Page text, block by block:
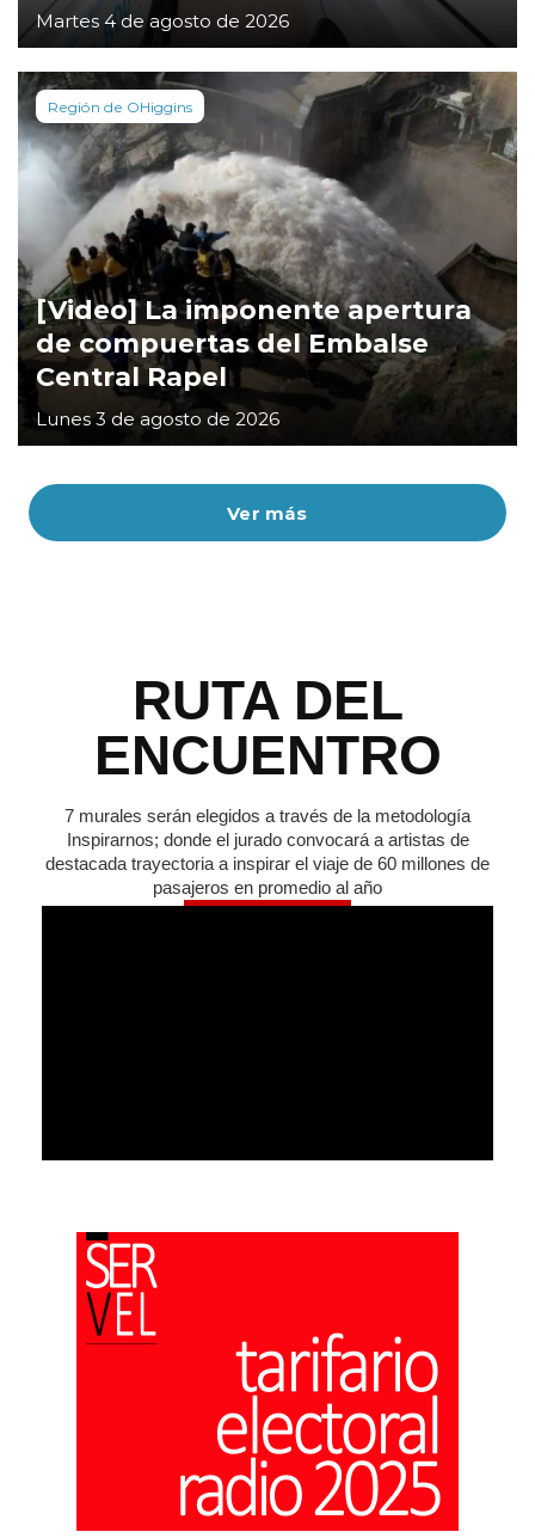
Ver más
Martes 4 de agosto de 2026
Región de OHiggins
[Video] La imponente apertura
de compuertas del Embalse
Central Rapel
Lunes 3 de agosto de 2026
RUTA DEL
ENCUENTRO
7 murales serán elegidos a través de la metodología
Inspirarnos; donde el jurado convocará a artistas de
destacada trayectoria a inspirar el viaje de 60 millones de
pasajeros en promedio al año